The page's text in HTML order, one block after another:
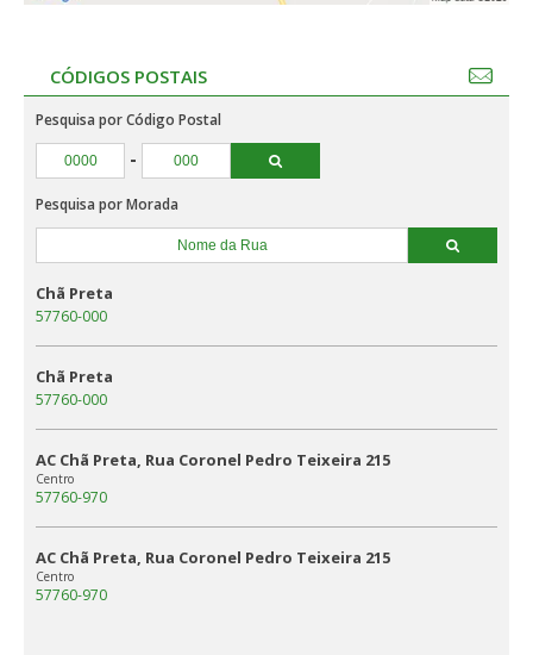
CÓDIGOS POSTAIS
Pesquisa por Código Postal
-
Pesquisa por Morada
Chã Preta
57760-000
Chã Preta
57760-000
AC Chã Preta, Rua Coronel Pedro Teixeira 215
Centro
57760-970
AC Chã Preta, Rua Coronel Pedro Teixeira 215
Centro
57760-970